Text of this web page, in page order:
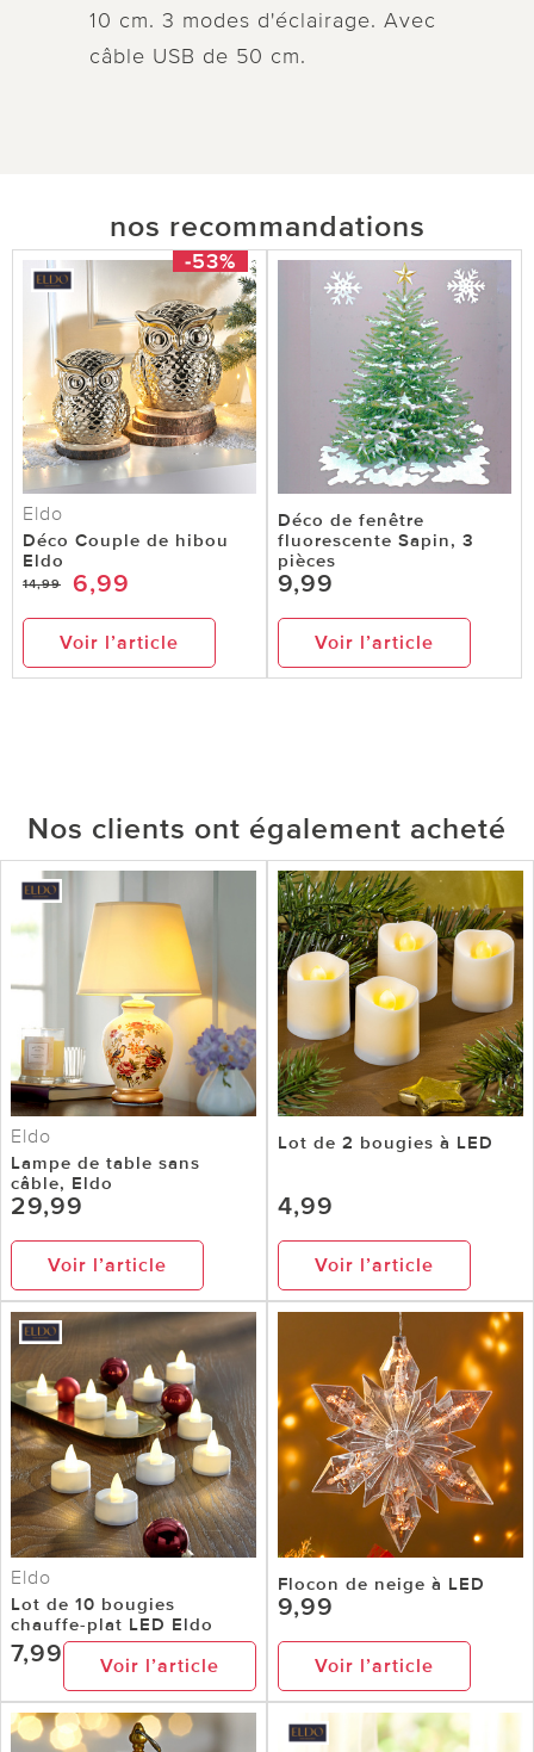
10 cm. 3 modes d'éclairage. Avec
câble USB de 50 cm.
nos recommandations
-53%
Eldo
Déco Couple de hibou
Eldo
14,99 6,99
Voir l’article
Déco de fenêtre
fluorescente Sapin, 3
pièces
9,99
Voir l’article
Nos clients ont également acheté
Eldo
Lampe de table sans
câble, Eldo
29,99
Voir l’article
Lot de 2 bougies à LED
4,99
Voir l’article
Eldo
Lot de 10 bougies
chauffe-plat LED Eldo
7,99 Voir l’article
Flocon de neige à LED
9,99
Voir l’article